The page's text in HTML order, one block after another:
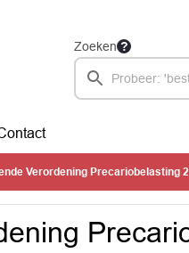
Zoeken
Verordening Precariobelasting